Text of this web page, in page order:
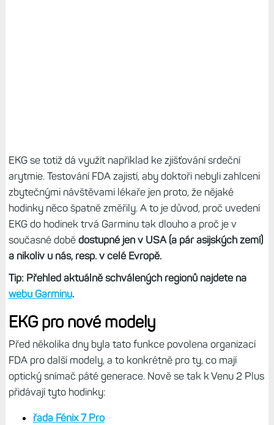
EKG se totiž dá využít například ke zjišťování srdeční
arytmie. Testování FDA zajistí, aby doktoři nebyli zahlceni
zbytečnými návštěvami lékaře jen proto, že nějaké
hodinky něco špatně změřily. A to je důvod, proč uvedení
EKG do hodinek trvá Garminu tak dlouho a proč je v
současné době dostupné jen v USA (a pár asijských zemí)
a nikoliv u nás, resp. v celé Evropě.
Tip: Přehled aktuálně schválených regionů najdete na
webu Garminu.
EKG pro nové modely
Před několika dny byla tato funkce povolena organizací
FDA pro další modely, a to konkrétně pro ty, co mají
optický snímač páté generace. Nově se tak k Venu 2 Plus
přidávají tyto hodinky:
řada Fénix 7 Pro